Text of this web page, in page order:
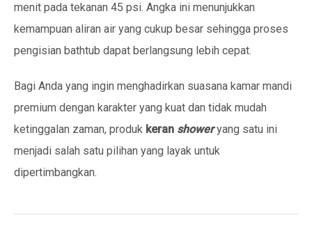
menit pada tekanan 45 psi. Angka ini menunjukkan
kemampuan aliran air yang cukup besar sehingga proses
pengisian bathtub dapat berlangsung lebih cepat.
Bagi Anda yang ingin menghadirkan suasana kamar mandi
premium dengan karakter yang kuat dan tidak mudah
ketinggalan zaman, produk keran showeryang satu ini
menjadi salah satu pilihan yang layak untuk
dipertimbangkan.